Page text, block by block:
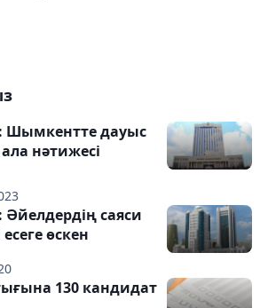
Шымкентте дауыс
нәтижесі
саяси
есеге өскен
130 кандидат